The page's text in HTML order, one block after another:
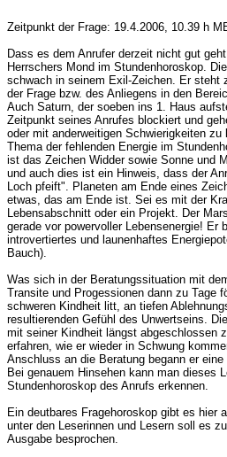
Zeitpunkt der Frage: 19.4.2006, 10.39 h
Dass es dem Anrufer derzeit nicht gut
Herrschers Mond im Stundenhoroskop.
schwach in seinem Exil-Zeichen. Er steht
der Frage bzw. des Anliegens in den
Auch Saturn, der soeben ins 1. Haus
Zeitpunkt seines Anrufes blockiert und
oder mit anderweitigen Schwierigkeiten
Thema der fehlenden Energie im
ist das Zeichen Widder sowie Sonne und
und auch dies ist ein Hinweis, dass der
Loch pfeift". Planeten am Ende eines
etwas, das am Ende ist. Sei es mit der
Lebensabschnitt oder ein Projekt. Der
gerade vor powervoller Lebensenergie! Er
introvertiertes und launenhaftes
Bauch).
Was sich in der Beratungssituation mit
Transite und Progessionen dann zu Tage
schweren Kindheit litt, an tiefen
resultierenden Gefühl des Unwertseins.
mit seiner Kindheit längst abgeschlossen
erfahren, wie er wieder in Schwung
Anschluss an die Beratung begann er
Bei genauem Hinsehen kann man dieses
Stundenhoroskop des Anrufs erkennen.
Ein deutbares Fragehoroskop gibt es hier
unter den Leserinnen und Lesern soll es
Ausgabe besprochen.